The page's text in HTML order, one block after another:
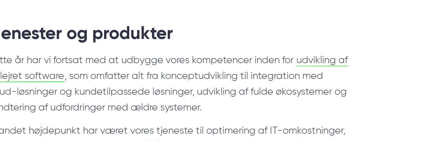
og produkter
år har vi fortsat med at udbygge vores kompetencer inden for udvikling af
software , som omfatter alt fra konceptudvikling til integration med
løsninger og kundetilpassede løsninger, udvikling af fulde økosystemer og
af udfordringer med ældre systemer.
højdepunkt har været vores tjeneste til optimering af IT-omkostninger,